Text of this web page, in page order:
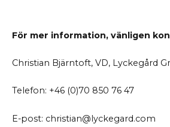
För mer information, vänligen
Christian Bjärntoft, VD, Lyckegård
Telefon: +46 (0)70 850 76 47
E-post: christian@lyckegard.com